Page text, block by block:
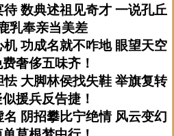
数典述祖见奇才 一说孔丘
乳奉亲当美差
功成名就不咋地 眼望天空
奢侈五味齐！
大脚林侯找失鞋 举旗复转
援兵反告捷！
阴招攀比宁绝情 风云变幻